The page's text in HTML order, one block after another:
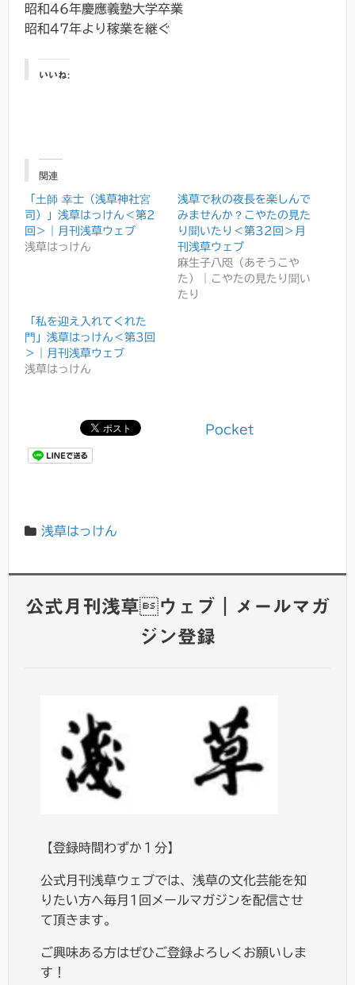
昭和46年慶應義塾大学卒業
昭和47年より稼業を継ぐ
いいね:
関連
「土師 幸士（浅草神社宮
司）」浅草はっけん＜第2
回＞｜月刊浅草ウェブ
浅草はっけん
浅草で秋の夜長を楽しんで
みませんか？こやたの見た
り聞いたり＜第32回＞月
刊浅草ウェブ
麻生子八咫（あそうこや
た）｜こやたの見たり聞い
たり
「私を迎え入れてくれた
門」浅草はっけん＜第3回
＞｜月刊浅草ウェブ
浅草はっけん
Pocket
浅草はっけん
公式月刊浅草ウェブ｜メールマガ
ジン登録
【登録時間わずか１分】
公式月刊浅草ウェブでは、浅草の文化芸能を知
りたい方へ毎月1回メールマガジンを配信させ
て頂きます。
ご興味ある方はぜひご登録よろしくお願いしま
す！